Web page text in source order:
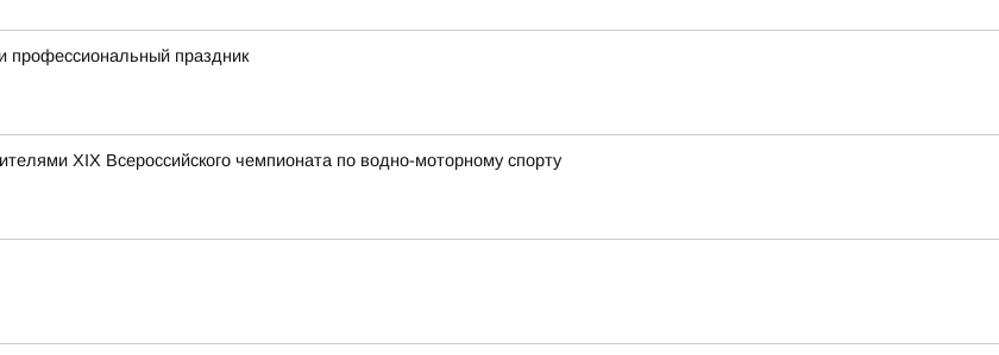
профессиональный праздник
XIX Всероссийского чемпионата по водно-моторному спорту